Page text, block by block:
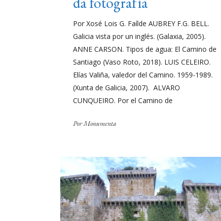
Por Xosé Lois G. Faílde AUBREY F.G. BELL.
Galicia vista por un inglés. (Galaxia, 2005).
ANNE CARSON. Tipos de agua: El Camino de
Santiago (Vaso Roto, 2018). LUIS CELEIRO.
Elías Valiña, valedor del Camino. 1959-1989.
(Xunta de Galicia, 2007). ALVARO
CUNQUEIRO. Por el Camino de
PorMonumenta